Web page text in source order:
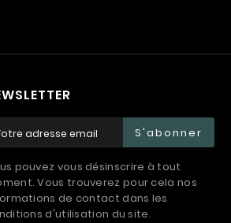
S'abonner
pouvez vous désinscrire à tout
Vous trouverez pour cela nos
de contact dans les
d'utilisation du site.